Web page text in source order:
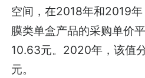
空间，在2018年和2019年
膜类单盒产品的采购单价
10.63元。2020年，该值
元。